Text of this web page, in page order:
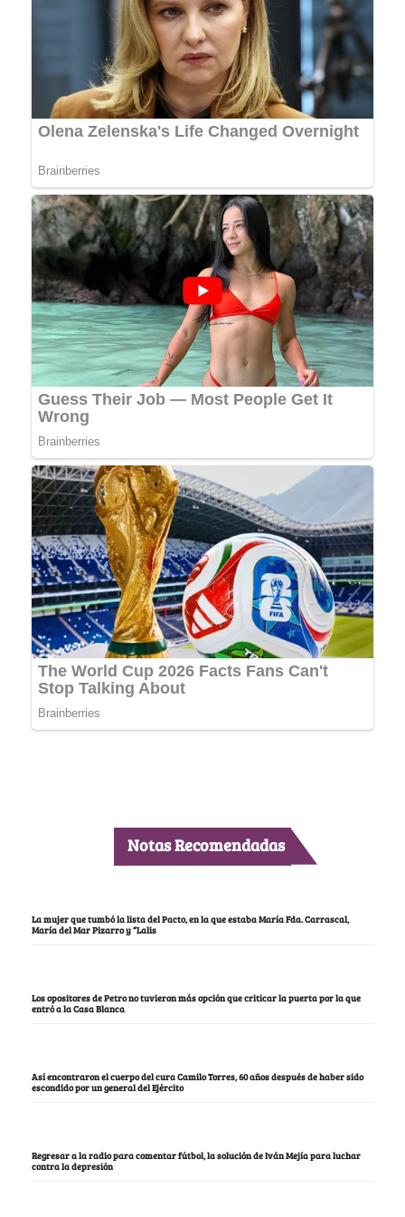
Notas Recomendadas
La mujer que tumbó la lista del Pacto, en la que estaba María Fda. Carrascal,
María del Mar Pizarro y “Lalis
Los opositores de Petro no tuvieron más opción que criticar la puerta por la que
entró a la Casa Blanca
Así encontraron el cuerpo del cura Camilo Torres, 60 años después de haber sido
escondido por un general del Ejército
Regresar a la radio para comentar fútbol, la solución de Iván Mejía para luchar
contra la depresión